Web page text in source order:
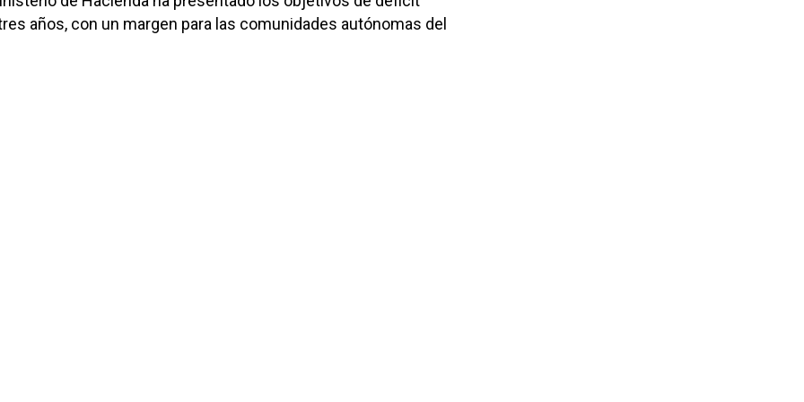
años, con un margen para las comunidades autónomas del